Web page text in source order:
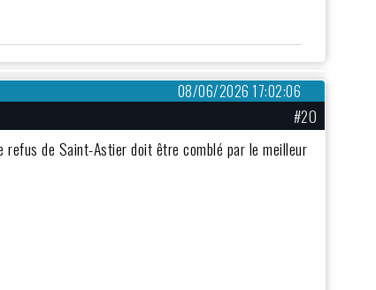
08/06/2026 17:02:06
#20
de Saint-Astier doit être comblé par le meilleur